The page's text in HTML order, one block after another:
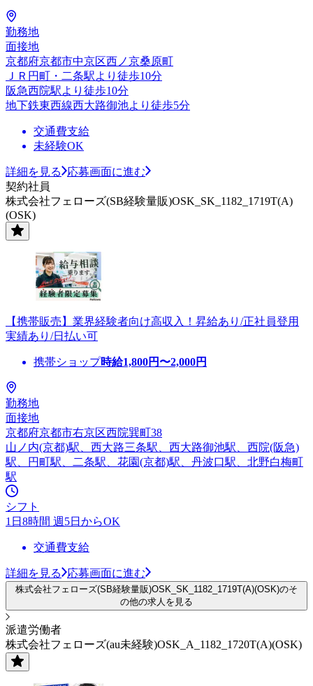
勤務地
面接地
京都府京都市中京区西ノ京桑原町
ＪＲ円町・二条駅より徒歩10分
阪急西院駅より徒歩10分
地下鉄東西線西大路御池より徒歩5分
交通費支給
未経験OK
詳細を見る
応募画面に進む
契約社員
株式会社フェローズ(SB経験量販)OSK_SK_1182_1719T(A)
(OSK)
【携帯販売】業界経験者向け高収入！昇給あり/正社員登用
実績あり/日払い可
携帯ショップ時給1,800円〜2,000円
勤務地
面接地
京都府京都市右京区西院巽町38
山ノ内(京都)駅、西大路三条駅、西大路御池駅、西院(阪急)
駅、円町駅、二条駅、花園(京都)駅、丹波口駅、北野白梅町
駅
シフト
1日8時間 週5日からOK
交通費支給
詳細を見る 応募画面に進む
株式会社フェローズ(SB経験量販)OSK_SK_1182_1719T(A)(OSK)のそ
の他の求人を見る
派遣労働者
株式会社フェローズ(au未経験)OSK_A_1182_1720T(A)(OSK)